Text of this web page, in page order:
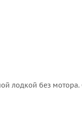
лодкой без мотора.